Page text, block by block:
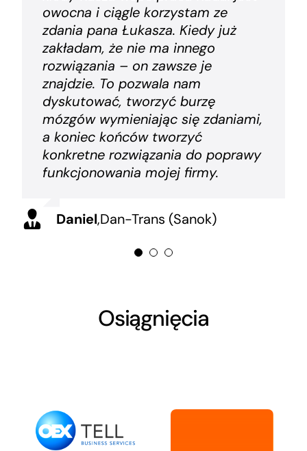
owocna i ciągle korzystam ze
zdania pana Łukasza. Kiedy już
zakładam, że nie ma innego
rozwiązania – on zawsze je
znajdzie. To pozwala nam
dyskutować, tworzyć burzę
mózgów wymieniając się zdaniami,
a koniec końców tworzyć
konkretne rozwiązania do poprawy
funkcjonowania mojej firmy.
Daniel,Dan-Trans (Sanok)
detale, ale bardzo ważne, o czym
mogłem się przekonać dzięki panu
Łukaszowi. Z całą pewnością
rekomenduje go jako rzetelnego
partnera.
Mariusz,Usługi Szewskie (Lubliniec)
czasowo, kiedy zleceniodawca
potrzebował czegoś „na już”.
Wiedzieliśmy, że Pan Łukasz nas z
tym nie zostawi i podejmie się
pomocy.
Andrzej,Impresa Interior (Lubliniec)
Osiągnięcia